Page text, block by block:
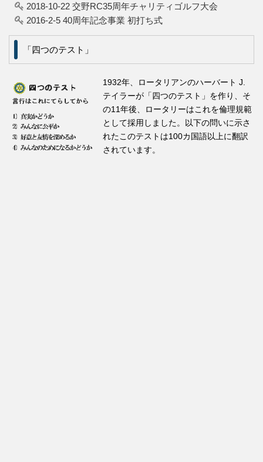
2018-10-22 交野RC35周年チャリティゴルフ大会
2016-2-5 40周年記念事業 初打ち式
「四つのテスト」
1932年、ロータリアンのハーバート J.
テイラーが「四つのテスト」を作り、そ
の11年後、ロータリーはこれを倫理規範
として採用しました。以下の問いに示さ
れたこのテストは100カ国語以上に翻訳
されています。